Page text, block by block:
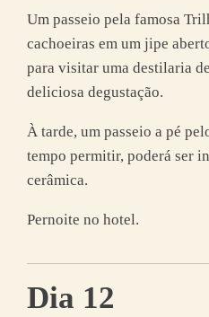
Um passeio pela famosa
cachoeiras em um jipe
para visitar uma destilaria
deliciosa degustação.
À tarde, um passeio a pé
tempo permitir, poderá ser
cerâmica.
Pernoite no hotel.
Dia 12